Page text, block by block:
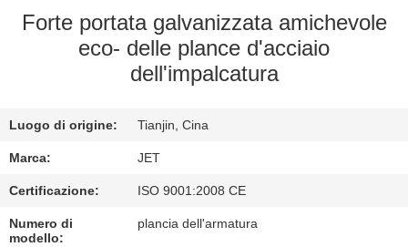
DELLA
FABBRICA
DI
QUALITÀ
CONTATTACI
Forte portata galvanizzata amichevole
eco- delle plance d'acciaio
dell'impalcatura
Luogo di origine: Tianjin, Cina
Marca: JET
Certificazione: ISO 9001:2008 CE
Numero di
modello:
plancia dell'armatura